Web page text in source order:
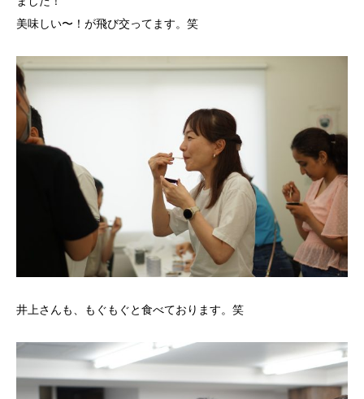
美味しい〜！が飛び交ってます。笑
井上さんも、もぐもぐと食べております。笑